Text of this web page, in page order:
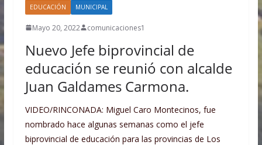
EDUCACIÓN MUNICIPAL
Mayo 20, 2022 comunicaciones1
Nuevo Jefe biprovincial de
educación se reunió con alcalde
Juan Galdames Carmona.
VIDEO/RINCONADA: Miguel Caro Montecinos, fue
nombrado hace algunas semanas como el jefe
biprovincial de educación para las provincias de Los